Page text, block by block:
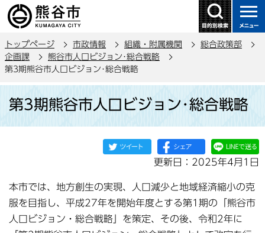
の
ー
ジ
で
トップページ 市政情報 組織・附属機関
総合政策部
企画課
熊谷市人口ビジョン･総合戦略
第3期熊谷市人口ビジョン･総合戦略
第3期熊谷市人口ビジョン･総合戦略
更新日：2025年4月1日
本市では、地方創生の実現、人口減少と地域経済縮小の克
服を目指し、平成27年を開始年度とする第1期の「熊谷市
人口ビジョン・総合戦略」を策定、その後、令和2年に